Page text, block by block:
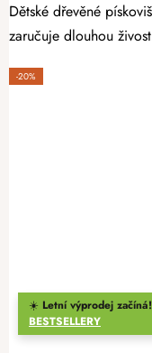
☀️ Letní výprodej
BESTSELLERY
Dětské dřevěné
zaručuje dlouhou
-20%